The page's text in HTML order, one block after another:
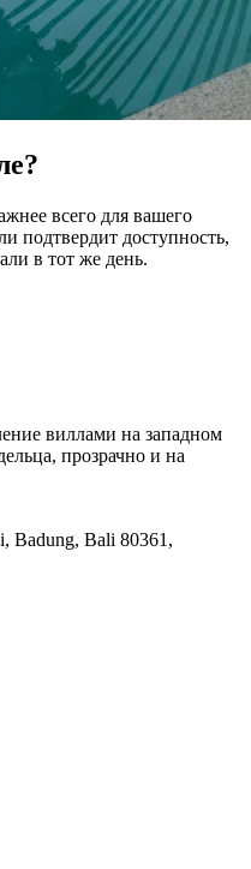
всего для вашего
подтвердит доступность,
в тот же день.
виллами на западном
прозрачно и на
Badung, Bali 80361,